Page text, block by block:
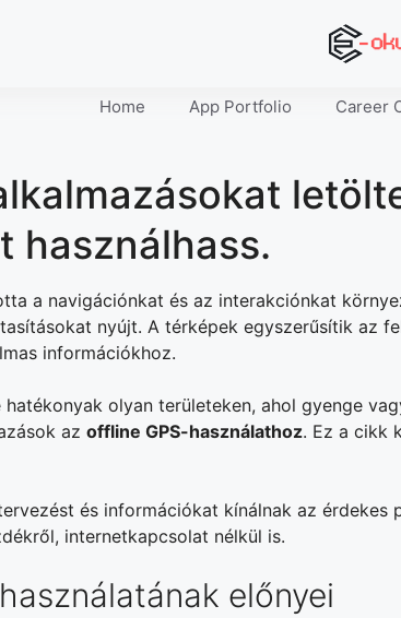
Home App Portfolio Career
használhass.
a navigációnkat és az interakciónkat
nyújt. A térképek egyszerűsítik az
információkhoz.
olyan területeken, ahol gyenge
az offline GPS-használathoz. Ez a cikk
és információkat kínálnak az érdekes
internetkapcsolat nélkül is.
előnyei